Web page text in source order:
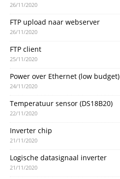
26/11/2020
FTP upload naar webserver
26/11/2020
FTP client
25/11/2020
Power over Ethernet (low budget)
24/11/2020
Temperatuur sensor (DS18B20)
22/11/2020
Inverter chip
21/11/2020
Logische datasignaal inverter
21/11/2020